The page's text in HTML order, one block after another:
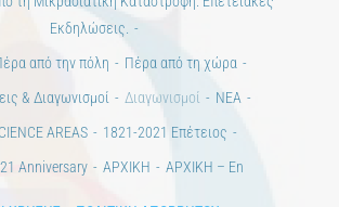
Εκδηλώσεις.
από την πόλη
Πέρα από τη χώρα
& Διαγωνισμοί
Διαγωνισμοί
ΝΕΑ
AREAS
1821-2021 Επέτειος
Anniversary
ΑΡΧΙΚΗ ΑΡΧΙΚΗ – En